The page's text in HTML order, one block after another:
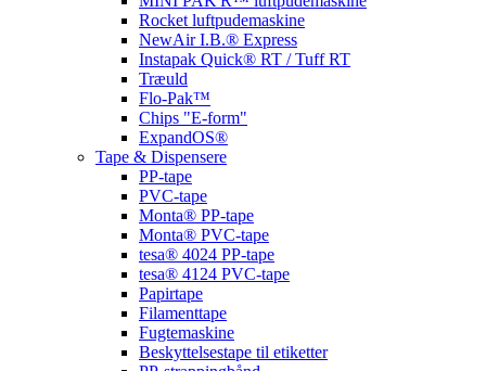
Rocket luftpudemaskine
NewAir I.B.® Express
Instapak Quick® RT / Tuff RT
Træuld
Flo-Pak™
Chips "E-form"
ExpandOS®
Tape & Dispensere
PP-tape
PVC-tape
Monta® PP-tape
Monta® PVC-tape
tesa® 4024 PP-tape
tesa® 4124 PVC-tape
Papirtape
Filamenttape
Fugtemaskine
Beskyttelsestape til etiketter